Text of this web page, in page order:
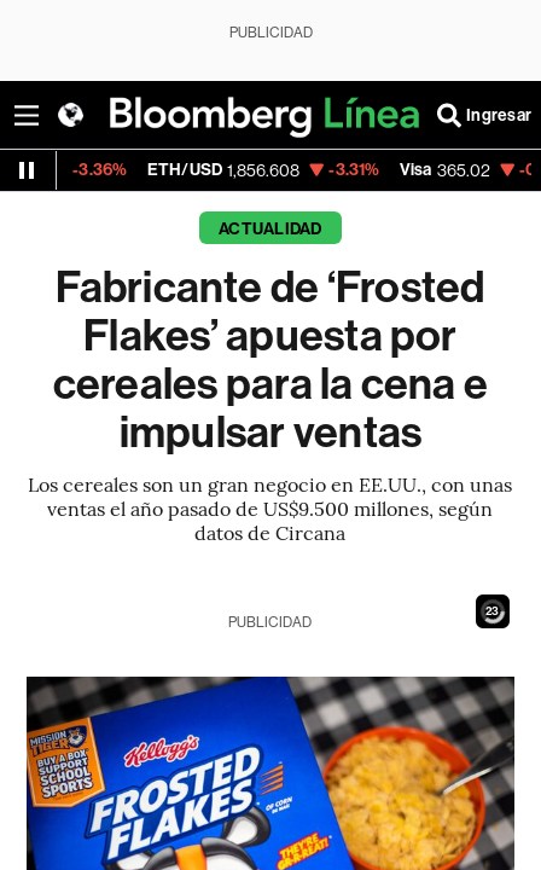
PUBLICIDAD
Ingresar
ETH/USD 1,856.608 -3.31% Visa 365.02 -0.34%
ACTUALIDAD
Fabricante de ‘Frosted
Flakes’ apuesta por
cereales para la cena e
impulsar ventas
Los cereales son un gran negocio en EE.UU., con unas
ventas el año pasado de US$9.500 millones, según
datos de Circana
22
PUBLICIDAD